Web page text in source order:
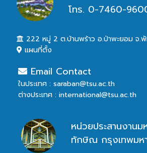
โทร. 0-7460-
222 หมู่ 2 ต.บ้านพร้าว อ.ป่าพะยอม จ.
แผนที่ตั้ง
Email Contact
ในประเทศ : saraban@tsu.ac.th
ต่างประเทศ : international@tsu.ac.th
หน่วยประสานงานม
ทักษิณ กรุงเทพมห